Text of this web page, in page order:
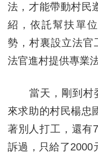
法，才能帶動村民
紹，依託幫扶單
勢，村裏設立法官
法官進村提供專業
當天，剛到村
來求助的村民楊忠
著別人打工，還有
訴過，只給了2000